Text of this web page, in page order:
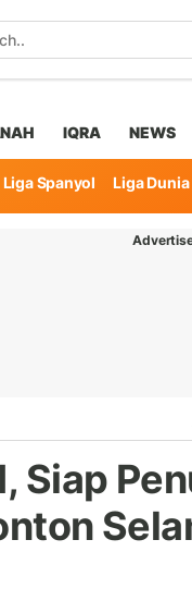
IQRA NEWS
Liga Spanyol Liga Dunia
Siap